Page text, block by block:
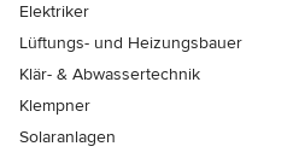
Elektriker
Lüftungs- und Heizungsbauer
Klär- & Abwassertechnik
Klempner
Solaranlagen